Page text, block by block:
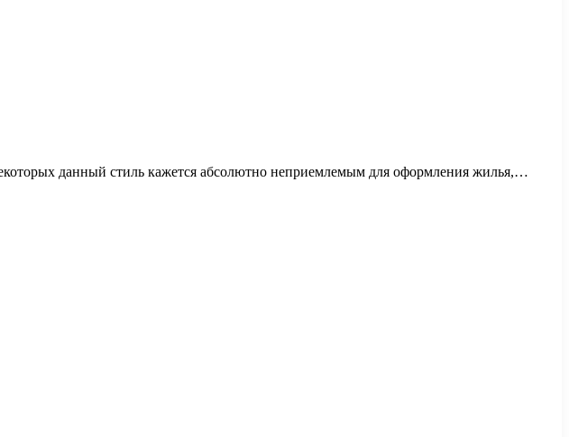
данный стиль кажется абсолютно неприемлемым для оформления жилья,…